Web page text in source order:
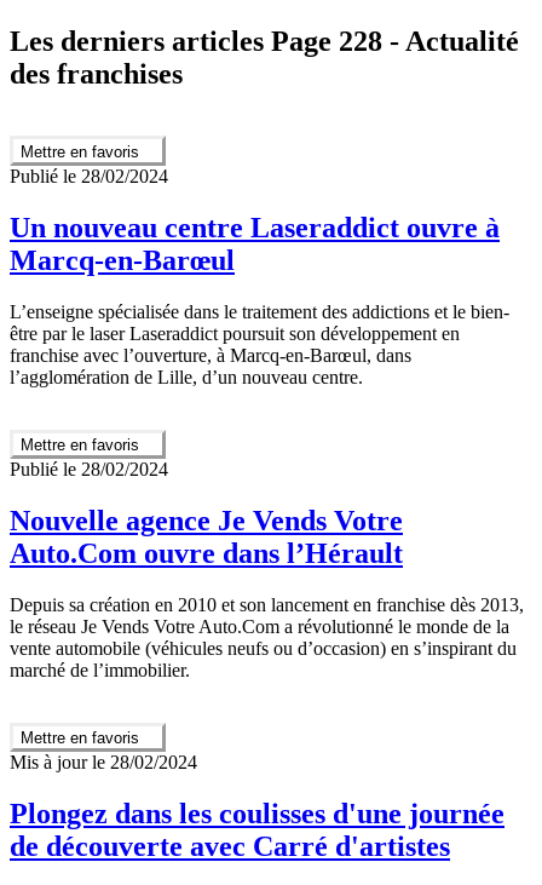
Les derniers articles Page 228 - Actualité
des franchises
Mettre en favoris
Publié le 28/02/2024
Un nouveau centre Laseraddict ouvre à
Marcq-en-Barœul
L’enseigne spécialisée dans le traitement des addictions et le bien-
être par le laser Laseraddict poursuit son développement en
franchise avec l’ouverture, à Marcq-en-Barœul, dans
l’agglomération de Lille, d’un nouveau centre.
Mettre en favoris
Publié le 28/02/2024
Nouvelle agence Je Vends Votre
Auto.Com ouvre dans l’Hérault
Depuis sa création en 2010 et son lancement en franchise dès 2013,
le réseau Je Vends Votre Auto.Com a révolutionné le monde de la
vente automobile (véhicules neufs ou d’occasion) en s’inspirant du
marché de l’immobilier.
Mettre en favoris
Mis à jour le 28/02/2024
Plongez dans les coulisses d'une journée
de découverte avec Carré d'artistes